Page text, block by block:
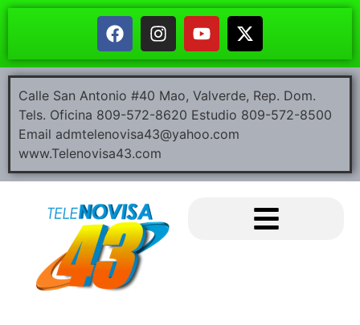
Calle San Antonio #40 Mao, Valverde, Rep. Dom.
Tels. Oficina 809-572-8620 Estudio 809-572-8500
Email admtelenovisa43@yahoo.com
www.Telenovisa43.com